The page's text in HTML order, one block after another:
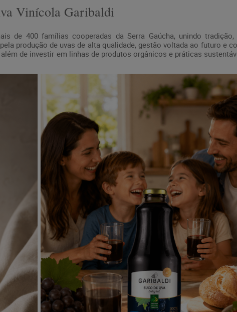
Vinícola Garibaldi
de 400 famílias cooperadas da Serra Gaúcha, unindo
produção de uvas de alta qualidade, gestão voltada ao futuro e
de investir em linhas de produtos orgânicos e práticas